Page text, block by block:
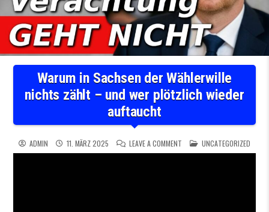
Warum in Sachsen der Wählerwille
nichts zählt – und wer plötzlich wieder
auftaucht
ADMIN 11. MÄRZ 2025 LEAVE A COMMENT ON WARUM IN SACHSEN
POSTED IN
UNCATEGORIZED